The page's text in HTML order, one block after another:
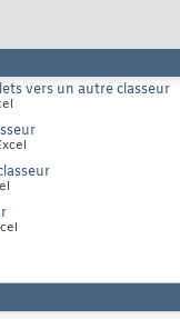
vers un autre classeur